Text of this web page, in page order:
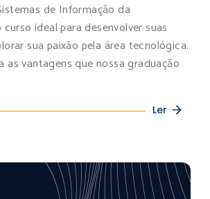
de Informação da
ideal para desenvolver suas
sua paixão pela área tecnológica.
as vantagens que nossa graduação
Ler